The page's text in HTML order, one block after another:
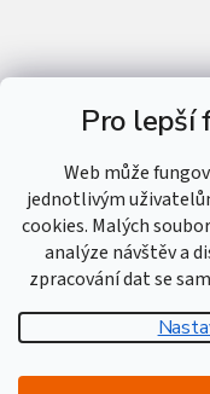
Pro lepší
Web může
jednotlivým
cookies. Malých
analýze návštěv a
zpracování dat se